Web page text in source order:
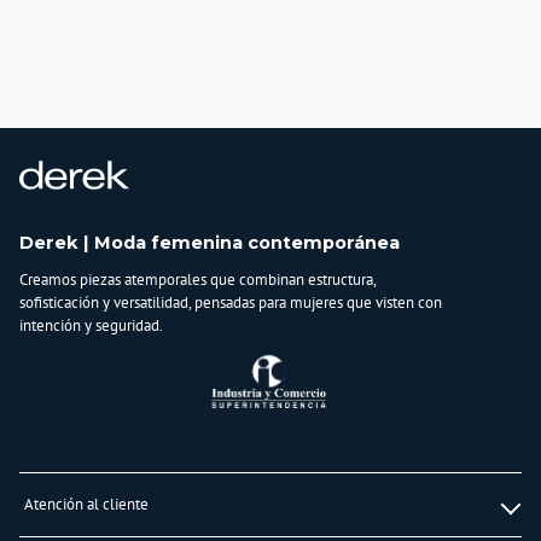
Derek | Moda femenina contemporánea
Creamos piezas atemporales que combinan estructura,
sofisticación y versatilidad, pensadas para mujeres que visten con
intención y seguridad.
Atención al cliente